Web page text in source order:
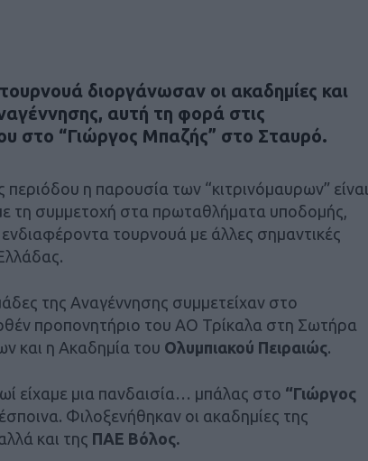
διοργάνωσαν οι ακαδημίες και
αυτή τη φορά στις
στο “Γιώργος Μπαζής” στο Σταυρό.
περιόδου η παρουσία των “κιτρινόμαυρων” είναι
τη συμμετοχή στα πρωταθλήματα υποδομής,
τουρνουά με άλλες σημαντικές
της Αναγέννησης συμμετείχαν στο
προπονητήριο του ΑΟ Τρίκαλα στη Σωτήρα
και η Ακαδημία του Ολυμπιακού Πειραιώς.
είχαμε μια πανδαισία… μπάλας στο “Γιώργος
Φιλοξενήθηκαν οι ακαδημίες της
και της ΠΑΕ Βόλος.